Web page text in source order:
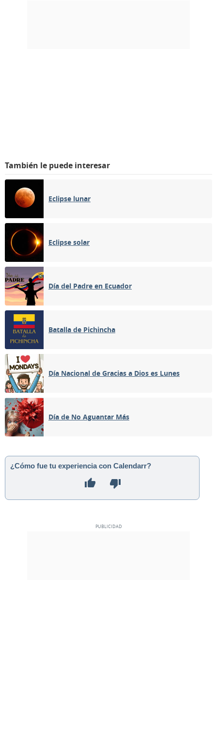
También le puede interesar
Eclipse lunar
Eclipse solar
Día del Padre en Ecuador
Batalla de Pichincha
Día Nacional de Gracias a Dios es Lunes
Día de No Aguantar Más
¿Cómo fue tu experiencia con Calendarr?